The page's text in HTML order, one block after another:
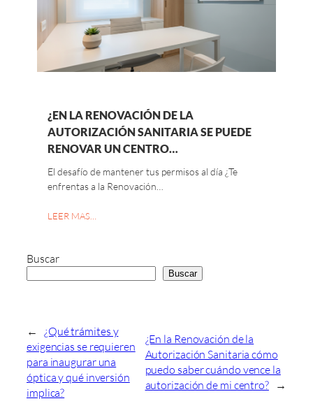
¿EN LA RENOVACIÓN DE LA
AUTORIZACIÓN SANITARIA SE PUEDE
RENOVAR UN CENTRO…
El desafío de mantener tus permisos al día ¿Te
enfrentas a la Renovación…
LEER MAS…
Buscar
Buscar
← ¿Qué trámites y
exigencias se requieren
para inaugurar una
óptica y qué inversión
implica?
¿En la Renovación de la
Autorización Sanitaria cómo
puedo saber cuándo vence la
autorización de mi centro?
→